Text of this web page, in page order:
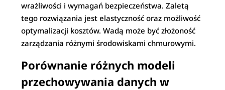
wrażliwości i wymagań bezpieczeństwa. Zaletą
tego rozwiązania jest elastyczność oraz możliwość
optymalizacji kosztów. Wadą może być złożoność
zarządzania różnymi środowiskami chmurowymi.
Porównanie różnych modeli
przechowywania danych w